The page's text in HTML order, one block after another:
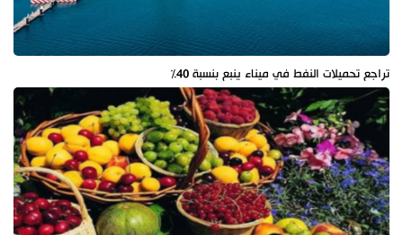
تراجع تحميلات النفط في ميناء ينبع بنسبة 40%